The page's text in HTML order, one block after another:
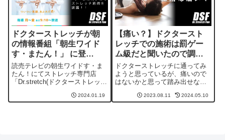
ドクターストレッチが朝
の情報番組「朝生ワイド
す・またん！」 に登
場！！
読売テレビの朝生ワイドす・ま
たん！にてストレッチ専門店
「Dr.stretch(ドクターストレッ
と達淳一さんが実際にストレッ
2024.01.19
【痛い？】ドクタースト
レッチでの施術は罰ゲー
ム級だと聞いたので調べ
てみた
ドクターストレッチに通ってみ
ようと思っているが、痛いので
はないかと思って踏み出せない
らどのくらい痛いのか、術中や
2023.08.11 2024.05.10